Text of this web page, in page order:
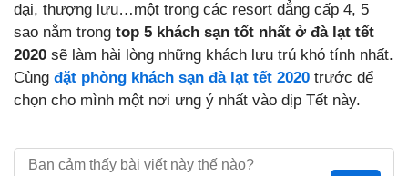
đại, thượng lưu…một trong các resort đẳng cấp 4, 5
sao nằm trong top 5 khách sạn tốt nhất ở đà lạt tết
2020 sẽ làm hài lòng những khách lưu trú khó tính nhất.
Cùng đặt phòng khách sạn đà lạt tết 2020 trước để
chọn cho mình một nơi ưng ý nhất vào dịp Tết này.